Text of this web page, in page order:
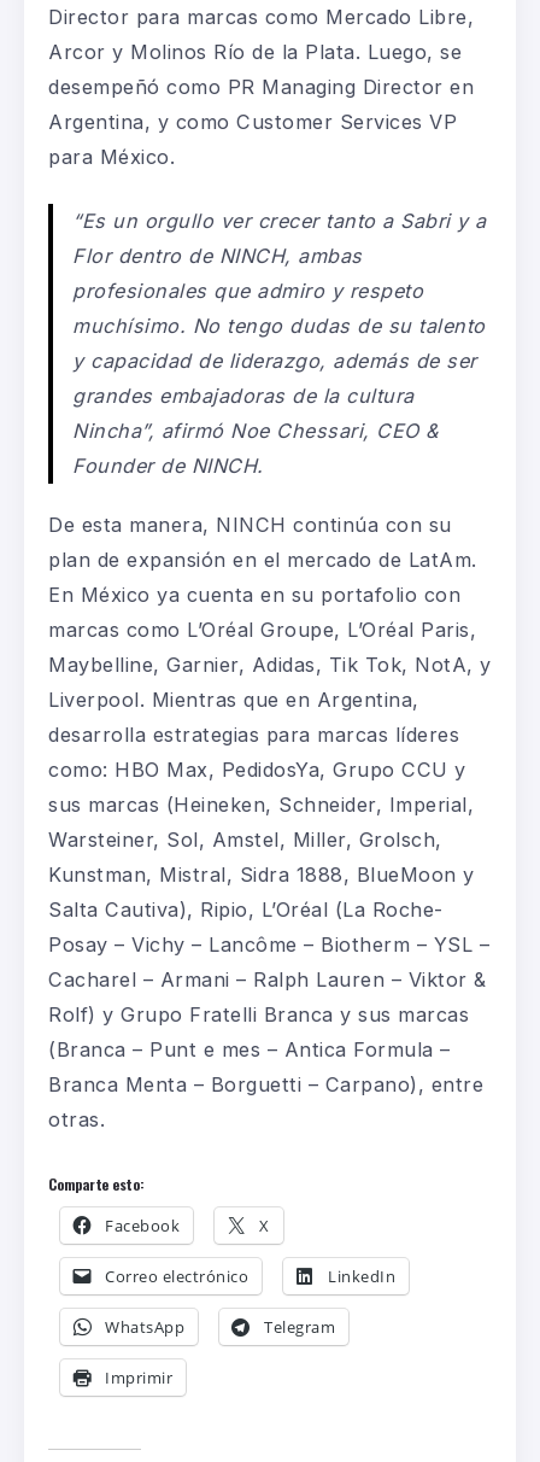
Director para marcas como Mercado Libre,
Arcor y Molinos Río de la Plata. Luego, se
desempeñó como PR Managing Director en
Argentina, y como Customer Services VP
para México.
“Es un orgullo ver crecer tanto a Sabri y a
Flor dentro de NINCH, ambas
profesionales que admiro y respeto
muchísimo. No tengo dudas de su talento
y capacidad de liderazgo, además de ser
grandes embajadoras de la cultura
Nincha”, afirmó Noe Chessari, CEO &
Founder de NINCH.
De esta manera, NINCH continúa con su
plan de expansión en el mercado de LatAm.
En México ya cuenta en su portafolio con
marcas como L’Oréal Groupe, L’Oréal Paris,
Maybelline, Garnier, Adidas, Tik Tok, NotA, y
Liverpool. Mientras que en Argentina,
desarrolla estrategias para marcas líderes
como: HBO Max, PedidosYa, Grupo CCU y
sus marcas (Heineken, Schneider, Imperial,
Warsteiner, Sol, Amstel, Miller, Grolsch,
Kunstman, Mistral, Sidra 1888, BlueMoon y
Salta Cautiva), Ripio, L’Oréal (La Roche-
Posay – Vichy – Lancôme – Biotherm – YSL –
Cacharel – Armani – Ralph Lauren – Viktor &
Rolf) y Grupo Fratelli Branca y sus marcas
(Branca – Punt e mes – Antica Formula –
Branca Menta – Borguetti – Carpano), entre
otras.
Comparte esto:
Facebook X
Correo electrónico LinkedIn
WhatsApp Telegram
Imprimir